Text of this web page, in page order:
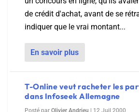
de crédit d'achat, avant de se
indiquer que le vrai montant...
En savoir plus
T-Online veut racheter les
dans Infoseek Allemagne
Posté par Olivier Andrieu 12 Juil 2000